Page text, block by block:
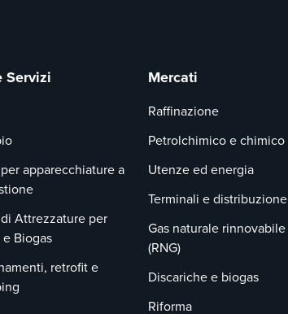
Servizi
apparecchiature a
Attrezzature per
Biogas
retrofit e
Mercati
Raffinazione
Petrolchimico e chimico
Utenze ed energia
Terminali e distribuzione
Gas naturale rinnovabile
(RNG)
Discariche e biogas
Riforma